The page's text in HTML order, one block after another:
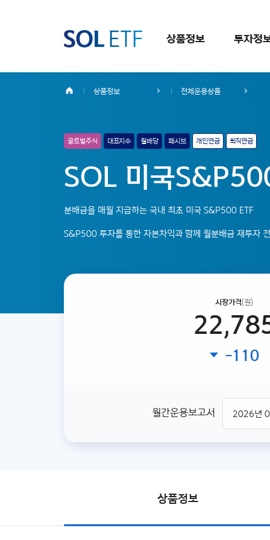
상품정보 투자정
상품정보 전체운용상품
글로벌주식 대표지수 월배당 패시브 개인연금 퇴직연금
SOL 미국
분배금을 매월 지급하는 국내 최초 미국 S&P500 ETF
S&P500 투자를 통한 자본차익과 함께 월분배금 재투자
시장가격(원)
-110
월간운용보고서
상품정보